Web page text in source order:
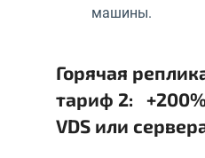
машины.
Горячая
тариф 2:
VDS или